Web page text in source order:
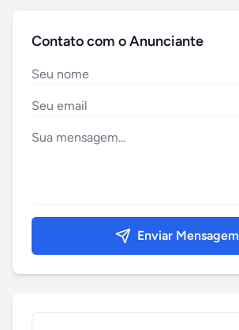
Contato com o Anunciante
Enviar Mensagem